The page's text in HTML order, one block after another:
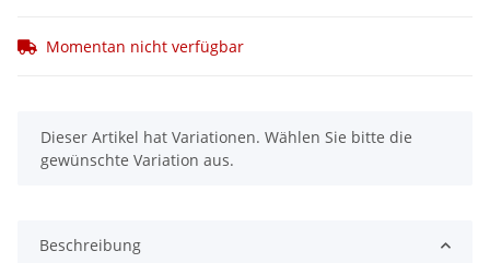
Momentan nicht verfügbar
x
Dieser Artikel hat Variationen. Wählen Sie bitte die
gewünschte Variation aus.
Beschreibung